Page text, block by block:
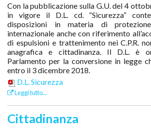
Con la pubblicazione sulla G.U. del 4
in vigore il D.L. cd. “Sicurezza”
disposizioni in materia di
internazionale anche con riferimento
di espulsioni e trattenimento nei C.P.R.
anagrafica e cittadinanza. Il D.L. è
Parlamento per la conversione in legge
entro il 3 dicembre 2018.
D.L. Sicurezza
Leggi tutto...
Cittadinanza